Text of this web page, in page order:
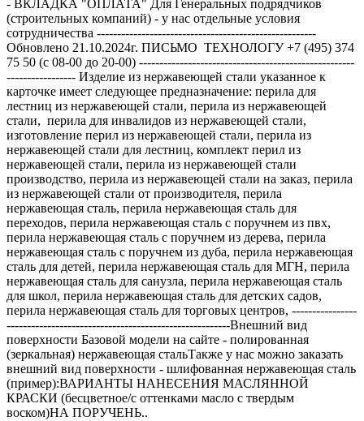
- ВКЛАДКА "ОПЛАТА" Для Генеральных подрядчиков
(строительных компаний) - у нас отдельные условия
сотрудничества ------------------------------------------------------
Обновлено 21.10.2024г. ПИСЬМО ТЕХНОЛОГУ +7 (495) 374
75 50 (с 08-00 до 20-00) -----------------------------------------------------
----------------- Изделие из нержавеющей стали указанное к
карточке имеет следующее предназначение: перила для
лестниц из нержавеющей стали, перила из нержавеющей
стали, перила для инвалидов из нержавеющей стали,
изготовление перил из нержавеющей стали, перила из
нержавеющей стали для лестниц, комплект перил из
нержавеющей стали, перила из нержавеющей стали
производство, перила из нержавеющей стали на заказ, перила
из нержавеющей стали от производителя, перила
нержавеющая сталь, перила нержавеющая сталь для
переходов, перила нержавеющая сталь с поручнем из пвх,
перила нержавеющая сталь с поручнем из дерева, перила
нержавеющая сталь с поручнем из дуба, перила нержавеющая
сталь для детей, перила нержавеющая сталь для МГН, перила
нержавеющая сталь для санузла, перила нержавеющая сталь
для школ, перила нержавеющая сталь для детских садов,
перила нержавеющая сталь для торговых центров, ----------------
-------------------------------------------------------Внешний вид
поверхности Базовой модели на сайте - полированная
(зеркальная) нержавеющая стальТакже у нас можно заказать
внешний вид поверхности - шлифованная нержавеющая сталь
(пример):ВАРИАНТЫ НАНЕСЕНИЯ МАСЛЯННОЙ
КРАСКИ (бесцветное/с оттенками масло с твердым
воском)НА ПОРУЧЕНЬ..